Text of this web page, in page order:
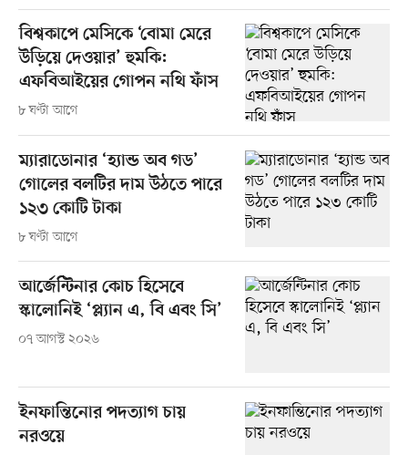
বিশ্বকাপে মেসিকে ‘বোমা মেরে
উড়িয়ে দেওয়ার’ হুমকি:
এফবিআইয়ের গোপন নথি ফাঁস
৮ ঘণ্টা আগে
ম্যারাডোনার ‘হ্যান্ড অব গড’
গোলের বলটির দাম উঠতে পারে
১২৩ কোটি টাকা
৮ ঘণ্টা আগে
আর্জেন্টিনার কোচ হিসেবে
স্কালোনিই ‘প্ল্যান এ, বি এবং সি’
০৭ আগস্ট ২০২৬
ইনফান্তিনোর পদত্যাগ চায়
নরওয়ে